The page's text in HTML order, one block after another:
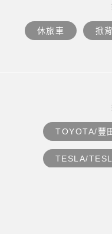
休旅車 掀
TOYOTA/豐
TESLA/